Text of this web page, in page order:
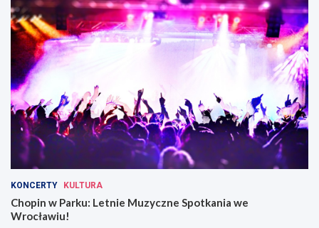
KONCERTY KULTURA
Chopin w Parku: Letnie Muzyczne Spotkania we
Wrocławiu!